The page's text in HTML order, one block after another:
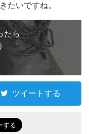
たいですね。
たら
ツイートする